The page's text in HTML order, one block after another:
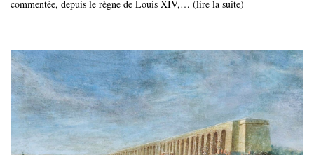
commentée, depuis le règne de Louis XIV,… (lire la suite)